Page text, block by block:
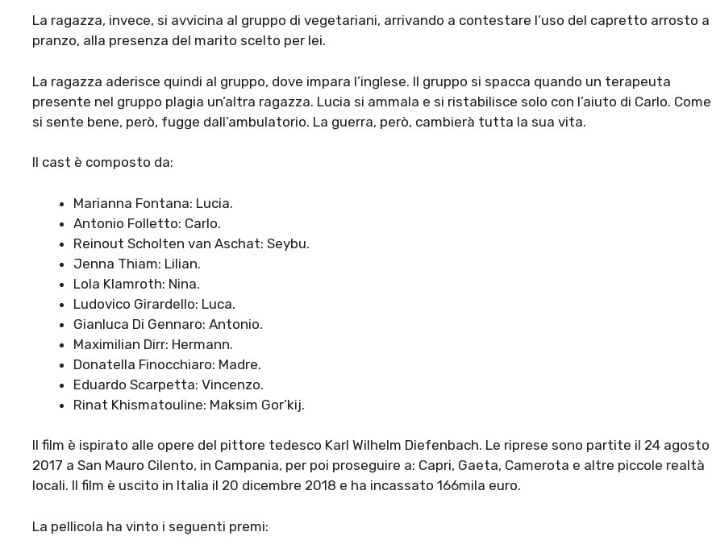
La ragazza, invece, si avvicina al gruppo di vegetariani, arrivando a contestare l’uso del capretto arrosto a
pranzo, alla presenza del marito scelto per lei.
La ragazza aderisce quindi al gruppo, dove impara l’inglese. Il gruppo si spacca quando un terapeuta
presente nel gruppo plagia un’altra ragazza. Lucia si ammala e si ristabilisce solo con l’aiuto di Carlo. Come
si sente bene, però, fugge dall’ambulatorio. La guerra, però, cambierà tutta la sua vita.
Il cast è composto da:
Marianna Fontana: Lucia.
Antonio Folletto: Carlo.
Reinout Scholten van Aschat: Seybu.
Jenna Thiam: Lilian.
Lola Klamroth: Nina.
Ludovico Girardello: Luca.
Gianluca Di Gennaro: Antonio.
Maximilian Dirr: Hermann.
Donatella Finocchiaro: Madre.
Eduardo Scarpetta: Vincenzo.
Rinat Khismatouline: Maksim Gor’kij.
Il film è ispirato alle opere del pittore tedesco Karl Wilhelm Diefenbach. Le riprese sono partite il 24 agosto
2017 a San Mauro Cilento, in Campania, per poi proseguire a: Capri, Gaeta, Camerota e altre piccole realtà
locali. Il film è uscito in Italia il 20 dicembre 2018 e ha incassato 166mila euro.
La pellicola ha vinto i seguenti premi: